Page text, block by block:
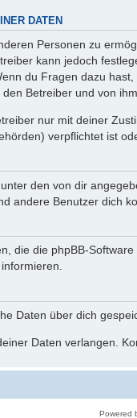
DATEN
Personen zu
kann jedoch
du Fragen dazu
Betreiber und von
nur mit deiner
verpflichtet ist
den von dir
andere Benutzer dich
die die phpBB-
Daten über dich
Daten verlangen.
Powered